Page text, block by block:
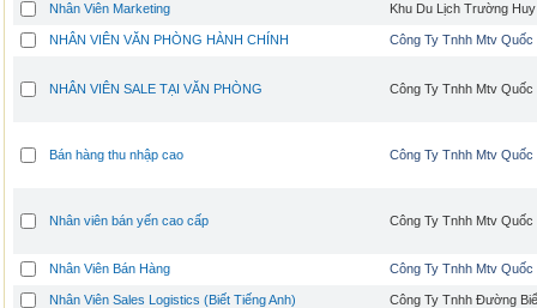
Nhân Viên Marketing Khu Du Lịch Trường Huy
NHÂN VIÊN VĂN PHÒNG HÀNH CHÍNH Công Ty Tnhh Mtv Quốc
NHÂN VIÊN SALE TẠI VĂN PHÒNG Công Ty Tnhh Mtv Quốc
Bán hàng thu nhập cao Công Ty Tnhh Mtv Quốc
Nhân viên bán yến cao cấp Công Ty Tnhh Mtv Quốc
Nhân Viên Bán Hàng Công Ty Tnhh Mtv Quốc
Nhân Viên Sales Logistics (Biết Tiếng Anh) Công Ty Tnhh Đường